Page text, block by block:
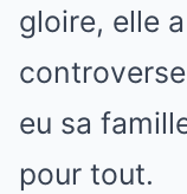
gloire, elle
eu sa
pour tout.